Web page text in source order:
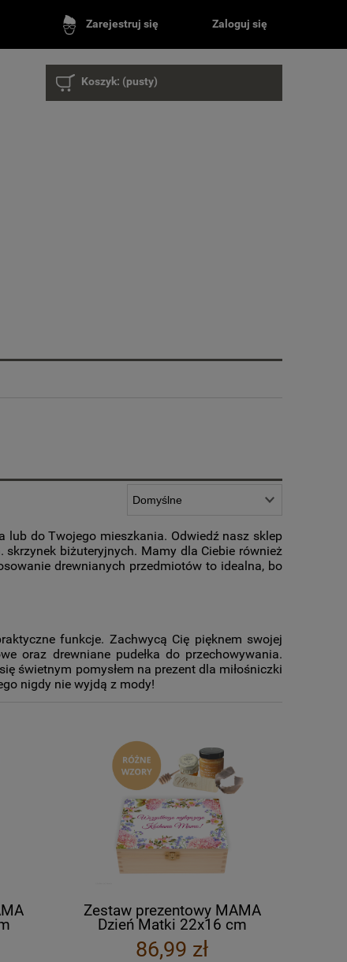
Zarejestruj się Zaloguj się
Koszyk: (pusty)
lub do Twojego mieszkania. Odwiedź nasz sklep
biżuteryjnych. Mamy dla Ciebie również
drewnianych przedmiotów to idealna, bo
funkcje. Zachwycą Cię pięknem swojej
oraz drewniane pudełka do przechowywania.
świetnym pomysłem na prezent dla miłośniczki
nigdy nie wyjdą z mody!
Zestaw prezentowy MAMA
Dzień Matki 22x16 cm
PREZENT nadruk UV kolorowy
RÓŻNE WZORY
86,99 zł